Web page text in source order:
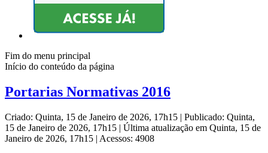
Fim do menu principal
Início do conteúdo da página
Portarias Normativas 2016
Criado: Quinta, 15 de Janeiro de 2026, 17h15 | Publicado: Quinta,
15 de Janeiro de 2026, 17h15 | Última atualização em Quinta, 15 de
Janeiro de 2026, 17h15 | Acessos: 4908